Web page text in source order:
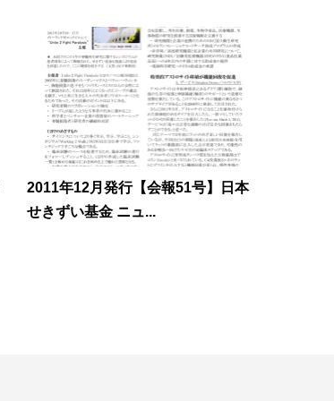
2011年12月発行【会報51号】日本
せきずい基金 ニュ...